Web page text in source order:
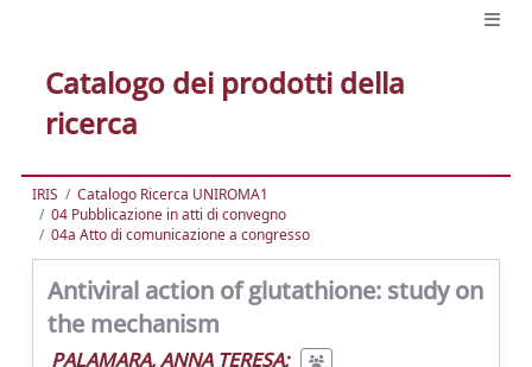
Catalogo dei prodotti della
ricerca
IRIS
Catalogo Ricerca UNIROMA1
04 Pubblicazione in atti di convegno
04a Atto di comunicazione a congresso
Antiviral action of glutathione: study on
the mechanism
PALAMARA, ANNA TERESA;